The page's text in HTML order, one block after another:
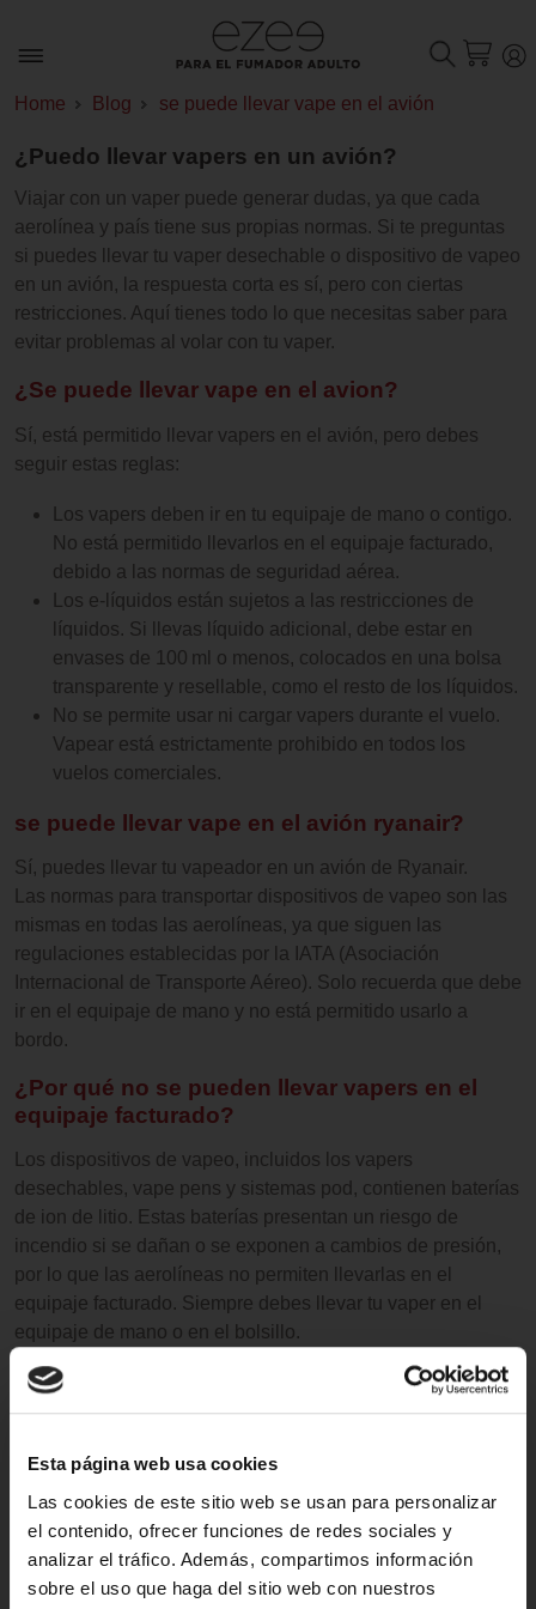
Esta página web usa cookies
Las cookies de este sitio web se usan para personalizar
el contenido, ofrecer funciones de redes sociales y
analizar el tráfico. Además, compartimos información
sobre el uso que haga del sitio web con nuestros
Home Blog se puede llevar vape en el avión
¿Puedo llevar vapers en un avión?
Viajar con un vaper puede generar dudas, ya que cada
aerolínea y país tiene sus propias normas. Si te preguntas
si puedes llevar tu vaper desechable o dispositivo de vapeo
en un avión, la respuesta corta es sí, pero con ciertas
restricciones. Aquí tienes todo lo que necesitas saber para
evitar problemas al volar con tu vaper.
¿Se puede llevar vape en el avion?
Sí, está permitido llevar vapers en el avión, pero debes
seguir estas reglas:
Los vapers deben ir en tu equipaje de mano o contigo.
No está permitido llevarlos en el equipaje facturado,
debido a las normas de seguridad aérea.
Los e-líquidos están sujetos a las restricciones de
líquidos. Si llevas líquido adicional, debe estar en
envases de 100 ml o menos, colocados en una bolsa
transparente y resellable, como el resto de los líquidos.
No se permite usar ni cargar vapers durante el vuelo.
Vapear está estrictamente prohibido en todos los
vuelos comerciales.
se puede llevar vape en el avión ryanair?
Sí, puedes llevar tu vapeador en un avión de Ryanair.
Las normas para transportar dispositivos de vapeo son las
mismas en todas las aerolíneas, ya que siguen las
regulaciones establecidas por la IATA (Asociación
Internacional de Transporte Aéreo). Solo recuerda que debe
ir en el equipaje de mano y no está permitido usarlo a
bordo.
¿Por qué no se pueden llevar vapers en el
equipaje facturado?
Los dispositivos de vapeo, incluidos los vapers
desechables, vape pens y sistemas pod, contienen baterías
de ion de litio. Estas baterías presentan un riesgo de
incendio si se dañan o se exponen a cambios de presión,
por lo que las aerolíneas no permiten llevarlas en el
equipaje facturado. Siempre debes llevar tu vaper en el
equipaje de mano o en el bolsillo.
Cómo empacar tu vaper para viajar en avión
consejos:
Apaga el dispositivo antes de abordar.
Guárdalo en un estuche protector para evitar
activaciones accidentales.
Llévalo en un lugar fácilmente accesible dentro de tu